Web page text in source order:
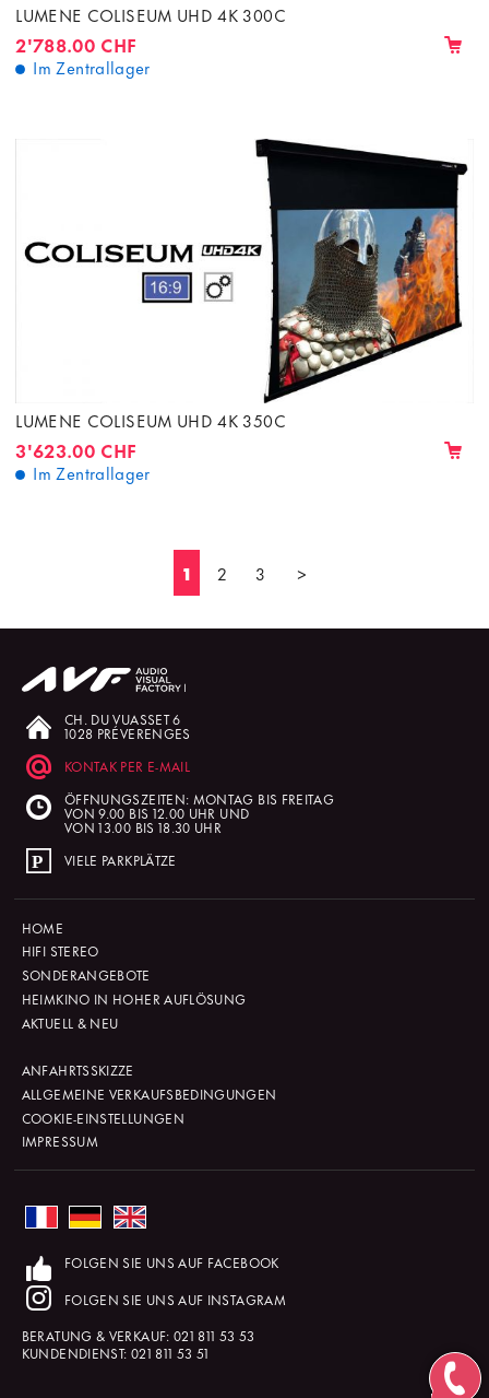
LUMENE COLISEUM UHD 4K 300C
2'788.00 CHF
Im Zentrallager
LUMENE COLISEUM UHD 4K 350C
3'623.00 CHF
Im Zentrallager
1 2 3 >
CH. DU VUASSET 6
1028 PRÉVERENGES
KONTAK PER E-MAIL
ÖFFNUNGSZEITEN: MONTAG BIS FREITAG
VON 9.00 BIS 12.00 UHR UND
VON 13.00 BIS 18.30 UHR
VIELE PARKPLÄTZE
HOME
HIFI STEREO
SONDERANGEBOTE
HEIMKINO IN HOHER AUFLÖSUNG
AKTUELL & NEU
ANFAHRTSSKIZZE
ALLGEMEINE VERKAUFSBEDINGUNGEN
COOKIE-EINSTELLUNGEN
IMPRESSUM
FOLGEN SIE UNS AUF FACEBOOK
FOLGEN SIE UNS AUF INSTAGRAM
BERATUNG & VERKAUF: 021 811 53 53
KUNDENDIENST: 021 811 53 51